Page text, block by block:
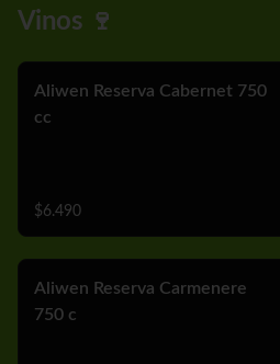
Vinos 🍷
Aliwen Reserva Cabernet 750
cc
$6.490
Aliwen Reserva Carmenere
750 c